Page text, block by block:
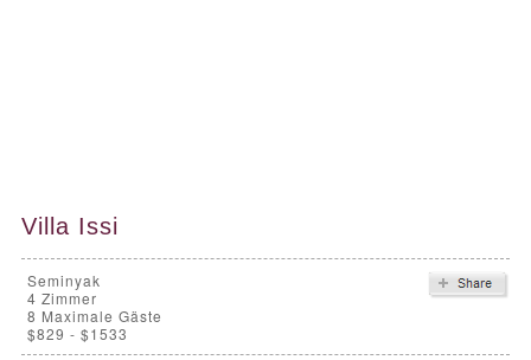
Villa Issi
Seminyak
4 Zimmer
8 Maximale Gäste
$829 - $1533